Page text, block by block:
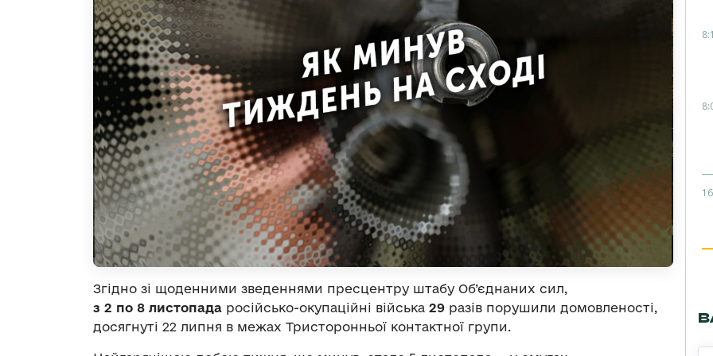
Згідно зі щоденними зведеннями пресцентру штабу Об’єднаних сил,
з 2 по 8 листопада російсько-окупаційні війська 29 разів порушили домовленості,
досягнуті 22 липня в межах Тристоронньої контактної групи.